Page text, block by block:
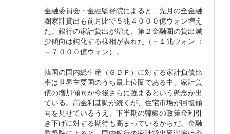
金融委員会・金融監督院によると、先月の全金融
圏家計貸出も前月比で５兆４０００億ウォン増え
た。銀行の家計貸出が増え、第２金融圏の貸出減
少傾向は鈍化する様相が表れた（－１兆ウォン→
－７０００億ウォン）。
韓国の国内総生産（ＧＤＰ）に対する家計負債比
率は世界主要国のうち最上位圏である中、家計負
債の増加傾向が今後さらに強まるという懸念が出
ている。高金利基調が続くが、住宅市場が回復傾
向を見せているうえ、下半期の韓銀の政策金利引
き下げに対する期待も高まっているからだ。金融